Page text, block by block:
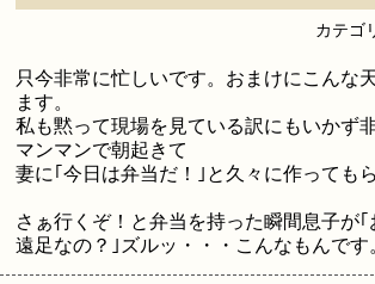
カテゴ
只今非常に忙しいです。おまけにこんな
ます。
私も黙って現場を見ている訳にもいかず
マンマンで朝起きて
妻に｢今日は弁当だ！｣と久々に作っても
さぁ行くぞ！と弁当を持った瞬間息子が｢
遠足なの？｣ズルッ・・・こんなもんです